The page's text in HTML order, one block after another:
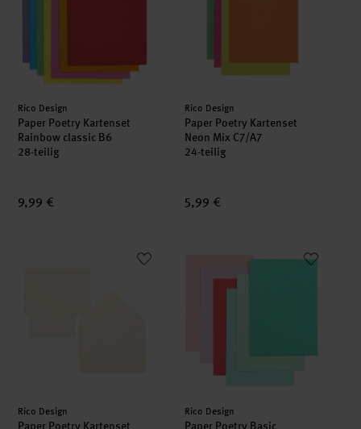
Hersteller:
Rico Design
Paper Poetry Kartenset
Rainbow classic B6
28-teilig
9,99 €
Hersteller:
Rico Design
Paper Poetry Kartenset
Neon Mix C7/A7
24-teilig
5,99 €
Paper Poetry Kartenset Basic elfenbein B6
Hersteller:
Rico Design
Paper Poetry Kartenset
Paper Poetry Basic Kartenset
Hersteller:
Rico Design
Paper Poetry Basic